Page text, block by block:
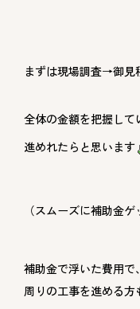
まずは現場調査→御見
全体の金額を把握し
進めれたらと思います
（スムーズに補助金
補助金で浮いた費用
周りの工事を進める方